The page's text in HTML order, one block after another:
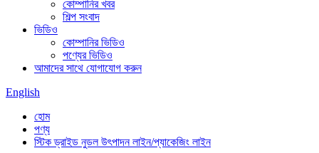
কোম্পানির খবর
শিল্প সংবাদ
ভিডিও
কোম্পানির ভিডিও
পণ্যের ভিডিও
আমাদের সাথে যোগাযোগ করুন
English
হোম
পণ্য
স্টিক ড্রাইড নুডল উৎপাদন লাইন/প্যাকেজিং লাইন